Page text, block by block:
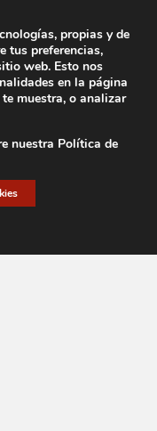
propias y de
tus preferencias,
web. Esto nos
en la página
muestra, o analizar
nuestra Política de